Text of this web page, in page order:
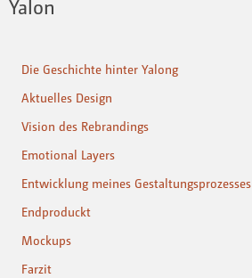
Yalon
Die Geschichte hinter Yalong
Aktuelles Design
Vision des Rebrandings
Emotional Layers
Entwicklung meines Gestaltungsprozesses
Endproduckt
Mockups
Farzit